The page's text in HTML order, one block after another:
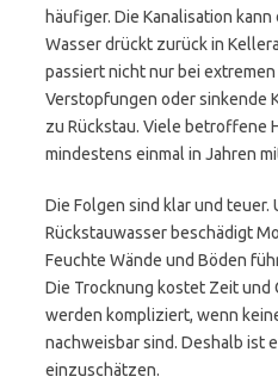
häufiger. Die Kanalisation
Wasser drückt zurück in
passiert nicht nur bei
Verstopfungen oder sinkende
zu Rückstau. Viele betroffene
mindestens einmal in Jahren
Die Folgen sind klar und teuer.
Rückstauwasser beschädigt
Feuchte Wände und Böden
Die Trocknung kostet Zeit und
werden kompliziert, wenn
nachweisbar sind. Deshalb ist
einzuschätzen.